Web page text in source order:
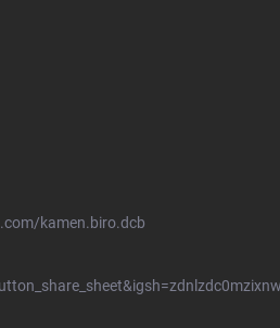
kamen.biro.dcb